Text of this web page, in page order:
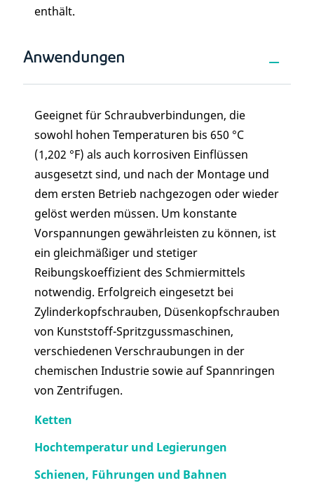
enthält.
Anwendungen
Geeignet für Schraubverbindungen, die
sowohl hohen Temperaturen bis 650 °C
(1,202 °F) als auch korrosiven Einflüssen
ausgesetzt sind, und nach der Montage und
dem ersten Betrieb nachgezogen oder wieder
gelöst werden müssen. Um konstante
Vorspannungen gewährleisten zu können, ist
ein gleichmäßiger und stetiger
Reibungskoeffizient des Schmiermittels
notwendig. Erfolgreich eingesetzt bei
Zylinderkopfschrauben, Düsenkopfschrauben
von Kunststoff-Spritzgussmaschinen,
verschiedenen Verschraubungen in der
chemischen Industrie sowie auf Spannringen
von Zentrifugen.
Ketten
Hochtemperatur und Legierungen
Schienen, Führungen und Bahnen